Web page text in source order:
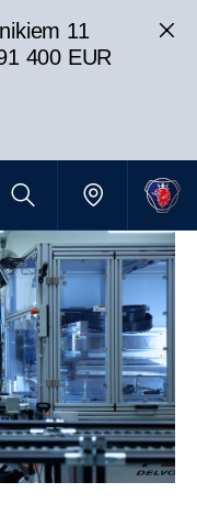
11
400 EUR